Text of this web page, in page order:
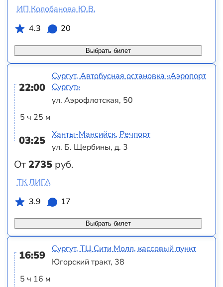
Выбрать билет
ИП Колобанова Ю.В.
4.3
20
22:00
5 ч 25 м
03:25
От2735 руб.
Сургут, Автобусная остановка «Аэропорт
Сургут»
ул. Аэрофлотская, 50
Ханты-Мансийск, Речпорт
ул. Б. Щербины, д. 3
Выбрать билет
ТК ЛИГА
3.9
17
16:59
5 ч 16 м
Сургут, ТЦ Сити Молл, кассовый пункт
Югорский тракт, 38